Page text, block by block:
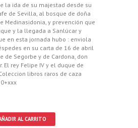
la ida de su majestad desde su
de Sevilla, al bosque de doña
Medinasidonia, y prevención que
y la llegada a Sanlúcar y
en esta jornada hubo : enviola
en su carta de 16 de abril
de Segorbe y de Cardona, don
El rey Felipe IV y el duque de
libros raros de caza
AL CARRITO